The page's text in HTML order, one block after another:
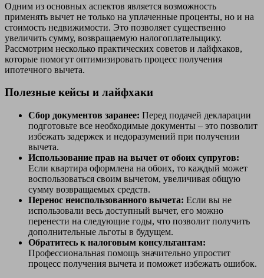
Одним из основных аспектов является возможность
применять вычет не только на уплаченные проценты, но и на
стоимость недвижимости. Это позволяет существенно
увеличить сумму, возвращаемую налогоплательщику.
Рассмотрим несколько практических советов и лайфхаков,
которые помогут оптимизировать процесс получения
ипотечного вычета.
Полезные кейсы и лайфхаки
Сбор документов заранее: Перед подачей декларации
подготовьте все необходимые документы – это позволит
избежать задержек и недоразумений при получении
вычета.
Использование прав на вычет от обоих супругов:
Если квартира оформлена на обоих, то каждый может
воспользоваться своим вычетом, увеличивая общую
сумму возвращаемых средств.
Перенос неиспользованного вычета: Если вы не
использовали весь доступный вычет, его можно
перенести на следующие годы, что позволит получить
дополнительные льготы в будущем.
Обратитесь к налоговым консультантам:
Профессиональная помощь значительно упростит
процесс получения вычета и поможет избежать ошибок.